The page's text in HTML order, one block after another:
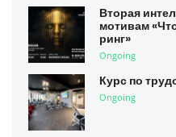
Вторая
мотивам
ринг»
Ongoing
Курс по
Ongoing